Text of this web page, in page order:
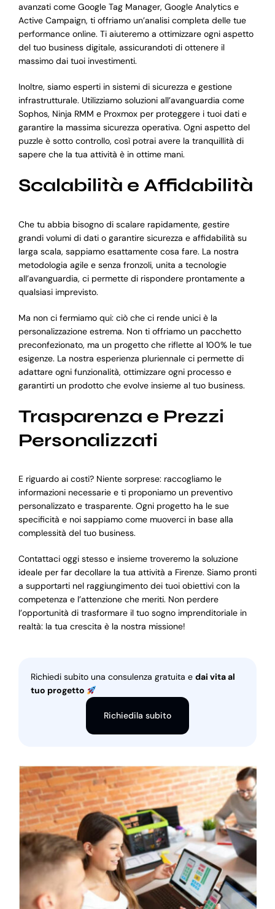
avanzati come Google Tag Manager, Google Analytics e
Active Campaign, ti offriamo un’analisi completa delle tue
performance online. Ti aiuteremo a ottimizzare ogni aspetto
del tuo business digitale, assicurandoti di ottenere il
massimo dai tuoi investimenti.
Inoltre, siamo esperti in sistemi di sicurezza e gestione
infrastrutturale. Utilizziamo soluzioni all’avanguardia come
Sophos, Ninja RMM e Proxmox per proteggere i tuoi dati e
garantire la massima sicurezza operativa. Ogni aspetto del
puzzle è sotto controllo, così potrai avere la tranquillità di
sapere che la tua attività è in ottime mani.
Scalabilità e Affidabilità
Che tu abbia bisogno di scalare rapidamente, gestire
grandi volumi di dati o garantire sicurezza e affidabilità su
larga scala, sappiamo esattamente cosa fare. La nostra
metodologia agile e senza fronzoli, unita a tecnologie
all’avanguardia, ci permette di rispondere prontamente a
qualsiasi imprevisto.
Ma non ci fermiamo qui: ciò che ci rende unici è la
personalizzazione estrema. Non ti offriamo un pacchetto
preconfezionato, ma un progetto che riflette al 100% le tue
esigenze. La nostra esperienza pluriennale ci permette di
adattare ogni funzionalità, ottimizzare ogni processo e
garantirti un prodotto che evolve insieme al tuo business.
Trasparenza e Prezzi
Personalizzati
E riguardo ai costi? Niente sorprese: raccogliamo le
informazioni necessarie e ti proponiamo un preventivo
personalizzato e trasparente. Ogni progetto ha le sue
specificità e noi sappiamo come muoverci in base alla
complessità del tuo business.
Contattaci oggi stesso e insieme troveremo la soluzione
ideale per far decollare la tua attività a Firenze. Siamo pronti
a supportarti nel raggiungimento dei tuoi obiettivi con la
competenza e l’attenzione che meriti. Non perdere
l’opportunità di trasformare il tuo sogno imprenditoriale in
realtà: la tua crescita è la nostra missione!
Richiedi subito una consulenza gratuita e dai vita al
tuo progetto
Richiedila subito